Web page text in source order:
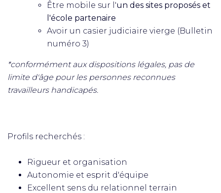
Être mobile sur l'un des sites proposés et
l'école partenaire
Avoir un casier judiciaire vierge (Bulletin
numéro 3)
*conformément aux dispositions légales, pas de
limite d'âge pour les personnes reconnues
travailleurs handicapés.
Profils recherchés :
Rigueur et organisation
Autonomie et esprit d'équipe
Excellent sens du relationnel terrain